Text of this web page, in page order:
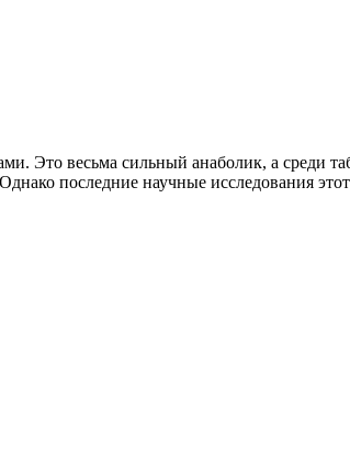
Это весьма сильный анаболик, а среди
последние научные исследования